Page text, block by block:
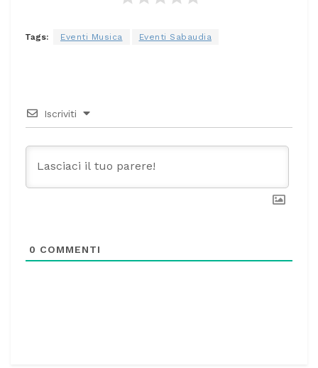
Tags: Eventi Musica Eventi Sabaudia
Iscriviti
0 COMMENTI